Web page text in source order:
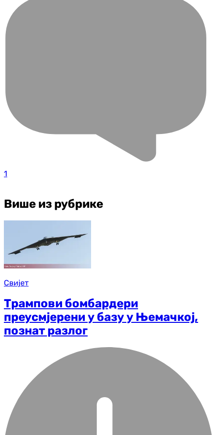
1
Више из рубрике
Свијет
Трампови бомбардери
преусмјерени у базу у Њемачкој,
познат разлог